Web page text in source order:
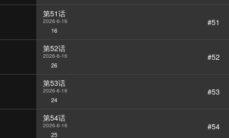
第51话
2026-6-16
16
#51
第52话
2026-6-16
26
#52
第53话
2026-6-16
24
#53
第54话
2026-6-16
25
#54